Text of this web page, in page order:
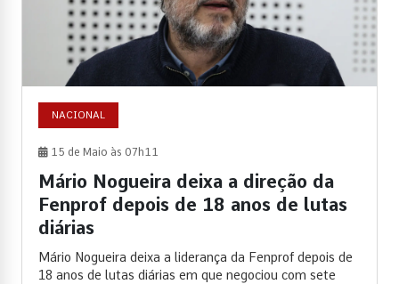
NACIONAL
15 de Maio às 07h11
Mário Nogueira deixa a direção da
Fenprof depois de 18 anos de lutas
diárias
Mário Nogueira deixa a liderança da Fenprof depois de
18 anos de lutas diárias em que negociou com sete